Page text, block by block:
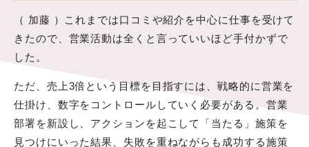
（ 加藤 ）これまでは口コミや紹介を中心に仕事を受けて
きたので、営業活動は全くと言っていいほど手付かずで
した。
ただ、売上3倍という目標を目指すには、戦略的に営業を
仕掛け、数字をコントロールしていく必要がある。営業
部署を新設し、アクションを起こして「当たる」施策を
見つけにいった結果、失敗を重ねながらも成功する施策